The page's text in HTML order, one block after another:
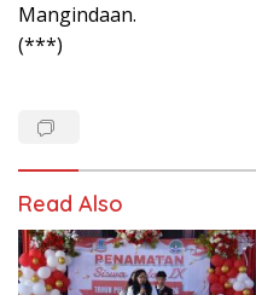
Mangindaan.
(***)
Read Also